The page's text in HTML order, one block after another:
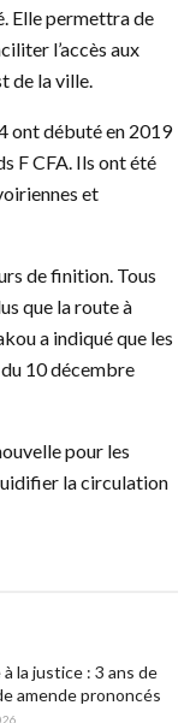
Elle permettra de
l’accès aux
de la ville.
ont débuté en 2019
F CFA. Ils ont été
et
de finition. Tous
que la route à
a indiqué que les
10 décembre
pour les
la circulation
la justice : 3 ans de
amende prononcés